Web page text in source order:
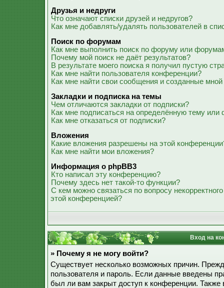
Друзья и недруги
Что означают списки друзей и недругов?
Как мне добавлять/удалять пользователей в
Поиск по форумам
Как мне выполнить поиск по форуму или
Почему мой поиск не даёт результатов?
В результате моего поиска я получил пустую
Как мне найти пользователя конференции?
Как мне найти свои сообщения и созданные
Закладки и подписка на темы
Чем отличаются закладки от подписки?
Как мне подписаться на определённую тему или
Как мне отказаться от подписки?
Вложения
Какие вложения разрешены на этой
Как мне найти мои вложения?
Информация о phpBB3
Кто написал эту конференцию?
Почему здесь нет такой-то функции?
С кем можно связаться по вопросу
этой конференцией?
Вход на
» Почему я не могу войти?
Существует несколько возможных причин.
пользователя и пароль. Если данные введены
был ли вам закрыт доступ к конференции. Также